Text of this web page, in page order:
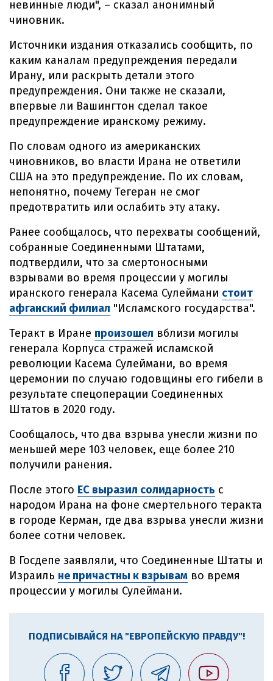
невинные люди", – сказал анонимный
чиновник.
Источники издания отказались сообщить, по
каким каналам предупреждения передали
Ирану, или раскрыть детали этого
предупреждения. Они также не сказали,
впервые ли Вашингтон сделал такое
предупреждение иранскому режиму.
По словам одного из американских
чиновников, во власти Ирана не ответили
США на это предупреждение. По их словам,
непонятно, почему Тегеран не смог
предотвратить или ослабить эту атаку.
Ранее сообщалось, что перехваты сообщений,
собранные Соединенными Штатами,
подтвердили, что за смертоносными
взрывами во время процессии у могилы
иранского генерала Касема Сулеймани стоит
афганский филиал "Исламского государства".
Теракт в Иране произошел вблизи могилы
генерала Корпуса стражей исламской
революции Касема Сулеймани, во время
церемонии по случаю годовщины его гибели в
результате спецоперации Соединенных
Штатов в 2020 году.
Сообщалось, что два взрыва унесли жизни по
меньшей мере 103 человек, еще более 210
получили ранения.
После этого ЕС выразил солидарность с
народом Ирана на фоне смертельного теракта
в городе Керман, где два взрыва унесли жизни
более сотни человек.
В Госдепе заявляли, что Соединенные Штаты и
Израиль не причастны к взрывам во время
процессии у могилы Сулеймани.
ПОДПИСЫВАЙСЯ НА "ЕВРОПЕЙСКУЮ ПРАВДУ"!